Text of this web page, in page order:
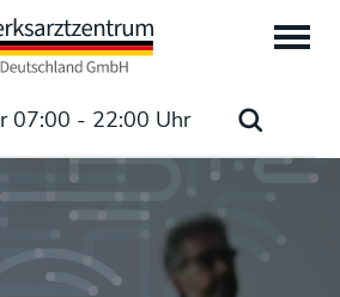
07:00 - 22:00 Uhr